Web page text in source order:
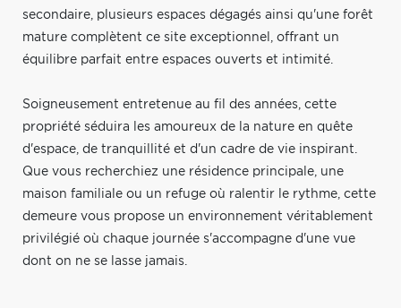
secondaire, plusieurs espaces dégagés ainsi qu'une forêt
mature complètent ce site exceptionnel, offrant un
équilibre parfait entre espaces ouverts et intimité.
Soigneusement entretenue au fil des années, cette
propriété séduira les amoureux de la nature en quête
d'espace, de tranquillité et d'un cadre de vie inspirant.
Que vous recherchiez une résidence principale, une
maison familiale ou un refuge où ralentir le rythme, cette
demeure vous propose un environnement véritablement
privilégié où chaque journée s'accompagne d'une vue
dont on ne se lasse jamais.